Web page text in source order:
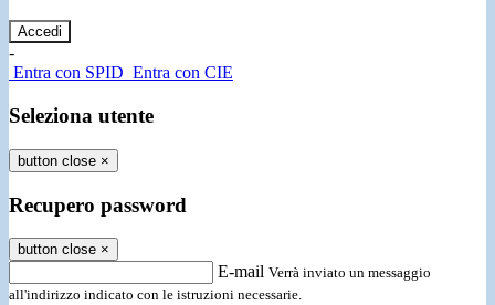
-
Entra con SPID Entra con CIE
Seleziona utente
button close ×
Recupero password
button close ×
E-mail Verrà inviato un messaggio
all'indirizzo indicato con le istruzioni necessarie.